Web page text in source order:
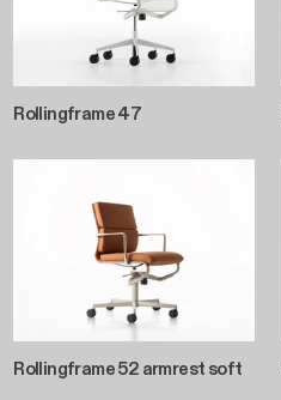
Rollingframe 47
Rollingframe 52 armrest soft